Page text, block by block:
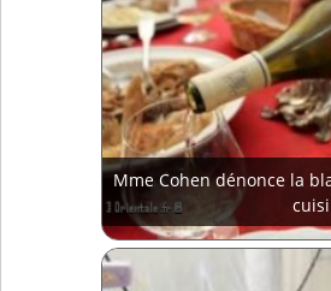
Mme Cohen dénonce la